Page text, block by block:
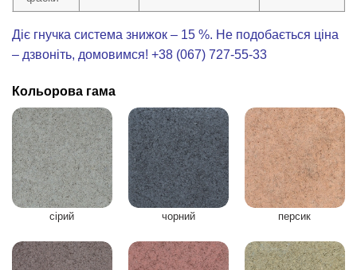
Діє гнучка система знижок – 15 %. Не подобається ціна
– дзвоніть, домовимся! +38 (067) 727-55-33
Кольорова гама
сірий чорний персик